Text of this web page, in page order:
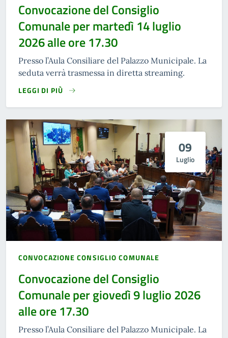
Convocazione del Consiglio
Comunale per martedì 14 luglio
2026 alle ore 17.30
Presso l’Aula Consiliare del Palazzo Municipale. La
seduta verrà trasmessa in diretta streaming.
LEGGI DI PIÙ
09
Luglio
CONVOCAZIONE CONSIGLIO COMUNALE
Convocazione del Consiglio
Comunale per giovedì 9 luglio 2026
alle ore 17.30
Presso l’Aula Consiliare del Palazzo Municipale. La